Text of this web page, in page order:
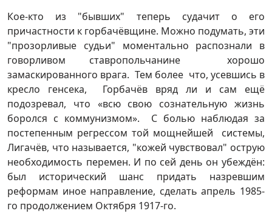
Кое-кто из "бывших" теперь судачит о его
причастности к горбачёвщине. Можно подумать, эти
"прозорливые судьи" моментально распознали в
говорливом ставропольчанине хорошо
замаскированного врага. Тем более что, усевшись в
кресло генсека, Горбачёв вряд ли и сам ещё
подозревал, что «всю свою сознательную жизнь
боролся с коммунизмом». С болью наблюдая за
постепенным регрессом той мощнейшей системы,
Лигачёв, что называется, "кожей чувствовал" острую
необходимость перемен. И по сей день он убеждён:
был исторический шанс придать назревшим
реформам иное направление, сделать апрель 1985-
го продолжением Октября 1917-го.